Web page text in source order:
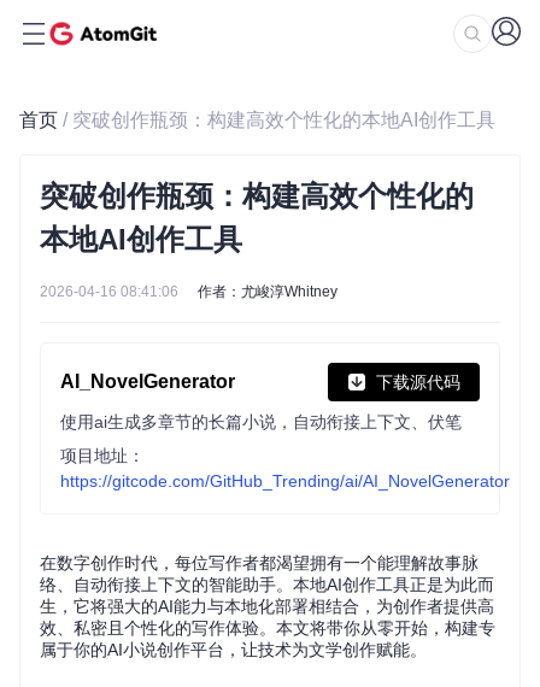
首页 / 突破创作瓶颈：构建高效个性化的本地AI创作工具
突破创作瓶颈：构建高效个性化的
本地AI创作工具
2026-04-16 08:41:06 作者：尤峻淳Whitney
AI_NovelGenerator 下载源代码
使用ai生成多章节的长篇小说，自动衔接上下文、伏笔
项目地址：
https://gitcode.com/GitHub_Trending/ai/AI_NovelGenerator
在数字创作时代，每位写作者都渴望拥有一个能理解故事脉
络、自动衔接上下文的智能助手。本地AI创作工具正是为此而
生，它将强大的AI能力与本地化部署相结合，为创作者提供高
效、私密且个性化的写作体验。本文将带你从零开始，构建专
属于你的AI小说创作平台，让技术为文学创作赋能。